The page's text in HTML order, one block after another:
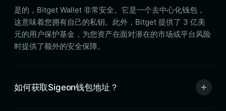
是的，Bitget Wallet 非常安全。它是一个去中心化钱包，
这意味着您拥有自己的私钥。此外，Bitget 提供了 3 亿美
元的用户保护基金，为您资产在面对潜在的市场或平台风险
时提供了额外的安全保障。
如何获取Sigeon钱包地址？